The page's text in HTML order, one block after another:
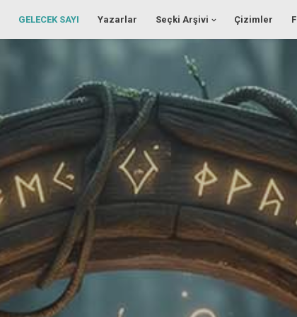
GELECEK SAYI Yazarlar Seçki Arşivi Çizimler